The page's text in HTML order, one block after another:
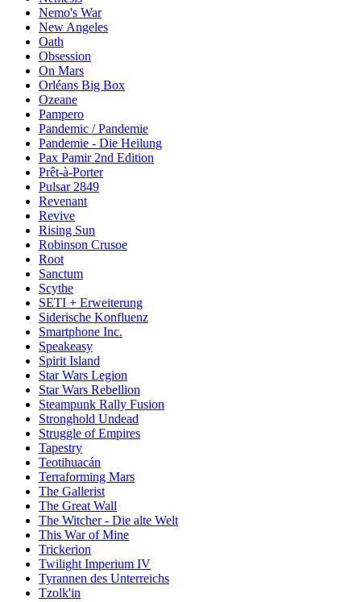
Nemo's War
New Angeles
Oath
Obsession
On Mars
Orléans Big Box
Ozeane
Pampero
Pandemic / Pandemie
Pandemie - Die Heilung
Pax Pamir 2nd Edition
Prêt-à-Porter
Pulsar 2849
Revenant
Revive
Rising Sun
Robinson Crusoe
Root
Sanctum
Scythe
SETI + Erweiterung
Siderische Konfluenz
Smartphone Inc.
Speakeasy
Spirit Island
Star Wars Legion
Star Wars Rebellion
Steampunk Rally Fusion
Stronghold Undead
Struggle of Empires
Tapestry
Teotihuacán
Terraforming Mars
The Gallerist
The Great Wall
The Witcher - Die alte Welt
This War of Mine
Trickerion
Twilight Imperium IV
Tyrannen des Unterreichs
Tzolk'in